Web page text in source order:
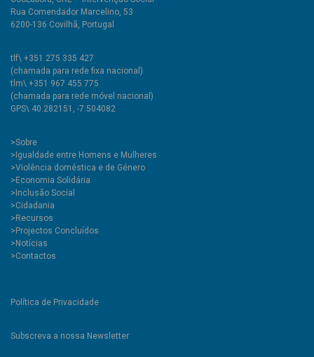
Rua Comendador Marcelino, 53
6200-136 Covilhã, Portugal
tlf\ +351 275 335 427
(chamada para rede fixa nacional)
tlm\ +351 967 455 775
(chamada para rede móvel nacional)
GPS\ 40.282151, -7.504082
>Sobre
>Igualdade entre Homens e Mulheres
>Violência doméstica e de Género
>Economia Solidária
>Inclusão Social
>Cidadania
>Recursos
>Projectos Concluídos
>Notícias
>Contactos
Política de Privacidade
Subscreva a nossa Newsletter